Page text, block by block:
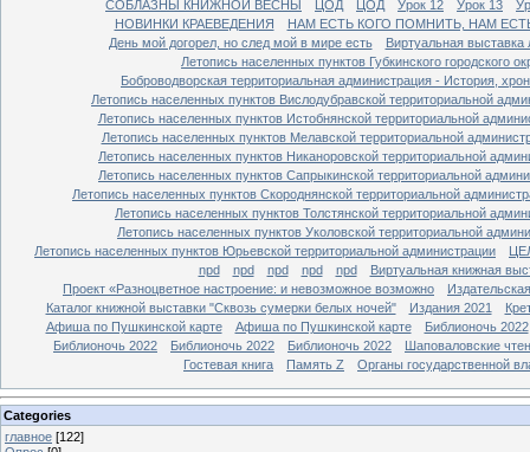
СОБЛАЗНЫ КНИЖНОЙ ВЕСНЫ
ЦОД ЦОД Урок 12 Урок 13
НОВИНКИ КРАЕВЕДЕНИЯ
НАМ ЕСТЬ КОГО ПОМНИТЬ, НАМ
День мой догорел, но след мой в мире есть
Виртуальная
Летопись населенных пунктов Губкинского городского
Боброводворская территориальная администрация - История,
Летопись населенных пунктов Вислодубравской территориальной
Летопись населенных пунктов Истобнянской территориальной
Летопись населенных пунктов Мелавской территориальной
Летопись населенных пунктов Никаноровской территориальной
Летопись населенных пунктов Сапрыкинской территориальной
Летопись населенных пунктов Скороднянской территориальной
Летопись населенных пунктов Толстянской территориальной
Летопись населенных пунктов Уколовской территориальной
Летопись населенных пунктов Юрьевской территориальной администрации
npd
npd npd npd npd
Виртуальная книжная
Проект «Разноцветное настроение: и невозможное возможно
Каталог книжной выставки "Сквозь сумерки белых ночей"
Издания 2021
Афиша по Пушкинской карте
Афиша по Пушкинской карте
Библионочь 2022
Библионочь 2022
Библионочь 2022 Библионочь 2022
Шаповаловские
Гостевая книга
Память Z Органы государственной
Categories
главное [122]